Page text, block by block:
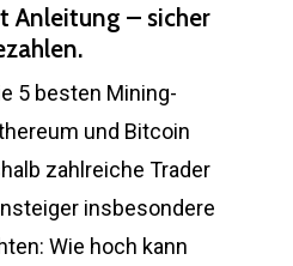
Anleitung – sicher
5 besten Mining-
und Bitcoin
zahlreiche Trader
insbesondere
Wie hoch kann